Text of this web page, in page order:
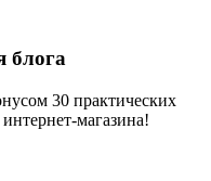
блога
30 практических
магазина!